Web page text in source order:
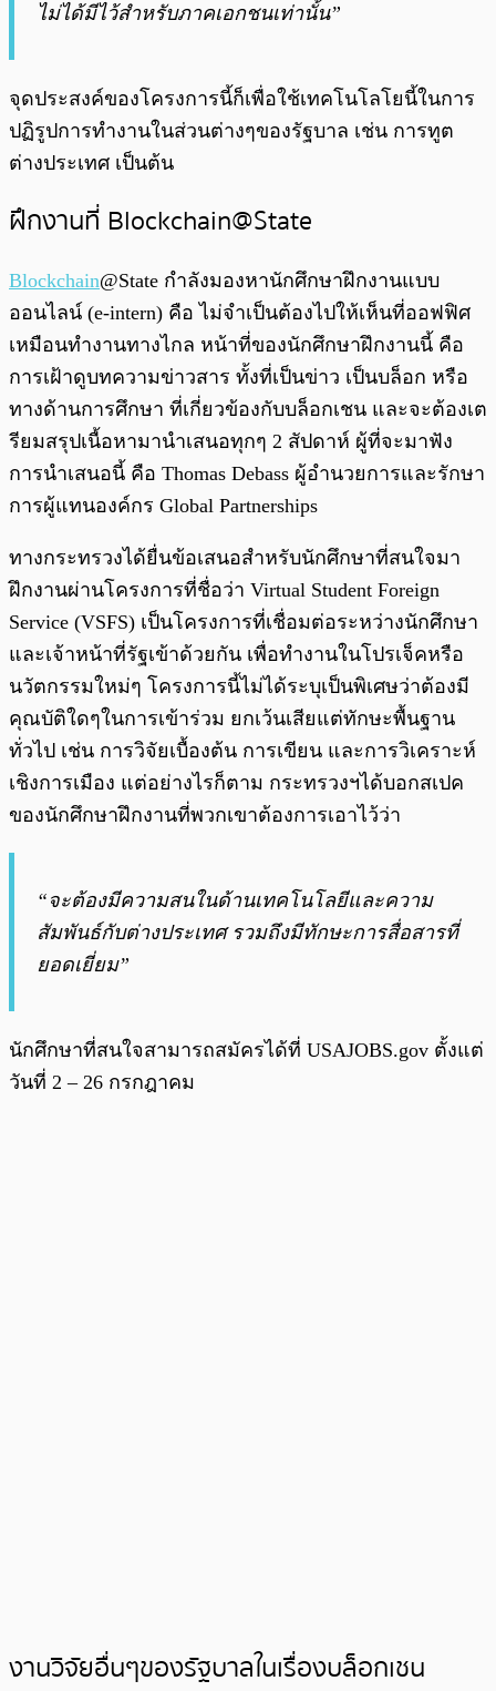
ไม่ได้มีไว้สำหรับภาคเอกชนเท่านั้น”
จุดประสงค์ของโครงการนี้ก็เพื่อใช้เทคโนโลโยนี้ในการ
ปฏิรูปการทำงานในส่วนต่างๆของรัฐบาล เช่น การทูต
ต่างประเทศ เป็นต้น
ฝึกงานที่ Blockchain@State
Blockchain@State กำลังมองหานักศึกษาฝึกงานแบบ
ออนไลน์ (e-intern) คือ ไม่จำเป็นต้องไปให้เห็นที่ออฟฟิศ
เหมือนทำงานทางไกล หน้าที่ของนักศึกษาฝึกงานนี้ คือ
การเฝ้าดูบทความข่าวสาร ทั้งที่เป็นข่าว เป็นบล็อก หรือ
ทางด้านการศึกษา ที่เกี่ยวข้องกับบล็อกเชน และจะต้องเต
รียมสรุปเนื้อหามานำเสนอทุกๆ 2 สัปดาห์ ผู้ที่จะมาฟัง
การนำเสนอนี้ คือ Thomas Debass ผู้อำนวยการและรักษา
การผู้แทนองค์กร Global Partnerships
ทางกระทรวงได้ยื่นข้อเสนอสำหรับนักศึกษาที่สนใจมา
ฝึกงานผ่านโครงการที่ชื่อว่า Virtual Student Foreign
Service (VSFS) เป็นโครงการที่เชื่อมต่อระหว่างนักศึกษา
และเจ้าหน้าที่รัฐเข้าด้วยกัน เพื่อทำงานในโปรเจ็คหรือ
นวัตกรรมใหม่ๆ โครงการนี้ไม่ได้ระบุเป็นพิเศษว่าต้องมี
คุณบัติใดๆในการเข้าร่วม ยกเว้นเสียแต่ทักษะพื้นฐาน
ทั่วไป เช่น การวิจัยเบื้องต้น การเขียน และการวิเคราะห์
เชิงการเมือง แต่อย่างไรก็ตาม กระทรวงฯได้บอกสเปค
ของนักศึกษาฝึกงานที่พวกเขาต้องการเอาไว้ว่า
“จะต้องมีความสนในด้านเทคโนโลยีและความ
สัมพันธ์กับต่างประเทศ รวมถึงมีทักษะการสื่อสารที่
ยอดเยี่ยม”
นักศึกษาที่สนใจสามารถสมัครได้ที่ USAJOBS.gov ตั้งแต่
วันที่ 2 – 26 กรกฎาคม
งานวิจัยอื่นๆของรัฐบาลในเรื่องบล็อกเชน